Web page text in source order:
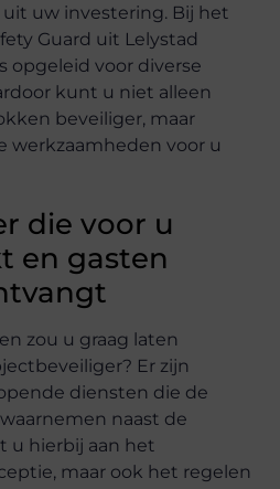
uw investering. Bij het
Guard uit Lelystad
opgeleid voor diverse
kunt u niet alleen
beveiliger, maar
werkzaamheden voor u
die voor u
en gasten
zou u graag laten
Er zijn
diensten die de
naast de
u hierbij aan het
maar ook het regelen